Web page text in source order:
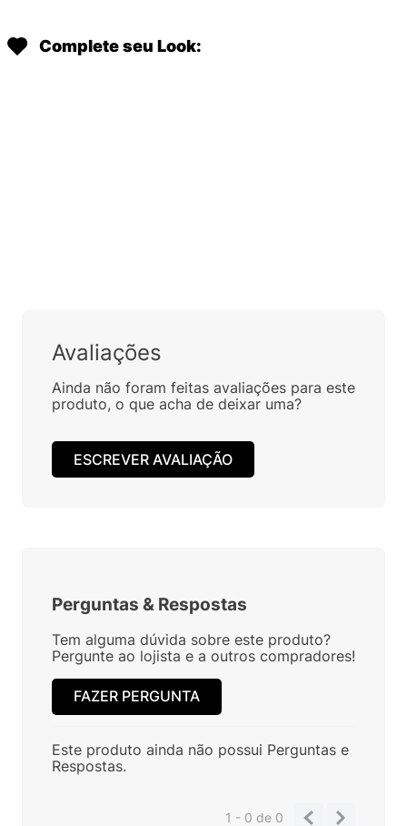
Complete seu Look:
Avaliações
Ainda não foram feitas avaliações para este
produto, o que acha de deixar uma?
ESCREVER AVALIAÇÃO
Perguntas & Respostas
Tem alguma dúvida sobre este produto?
Pergunte ao lojista e a outros compradores!
FAZER PERGUNTA
Este produto ainda não possui Perguntas e
Respostas.
1 - 0de 0